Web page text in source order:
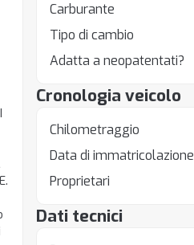
Carburante
Tipo di cambio
Adatta a neopatentati?
Cronologia veicolo
Chilometraggio
Data di immatricolazione
Proprietari
Dati tecnici